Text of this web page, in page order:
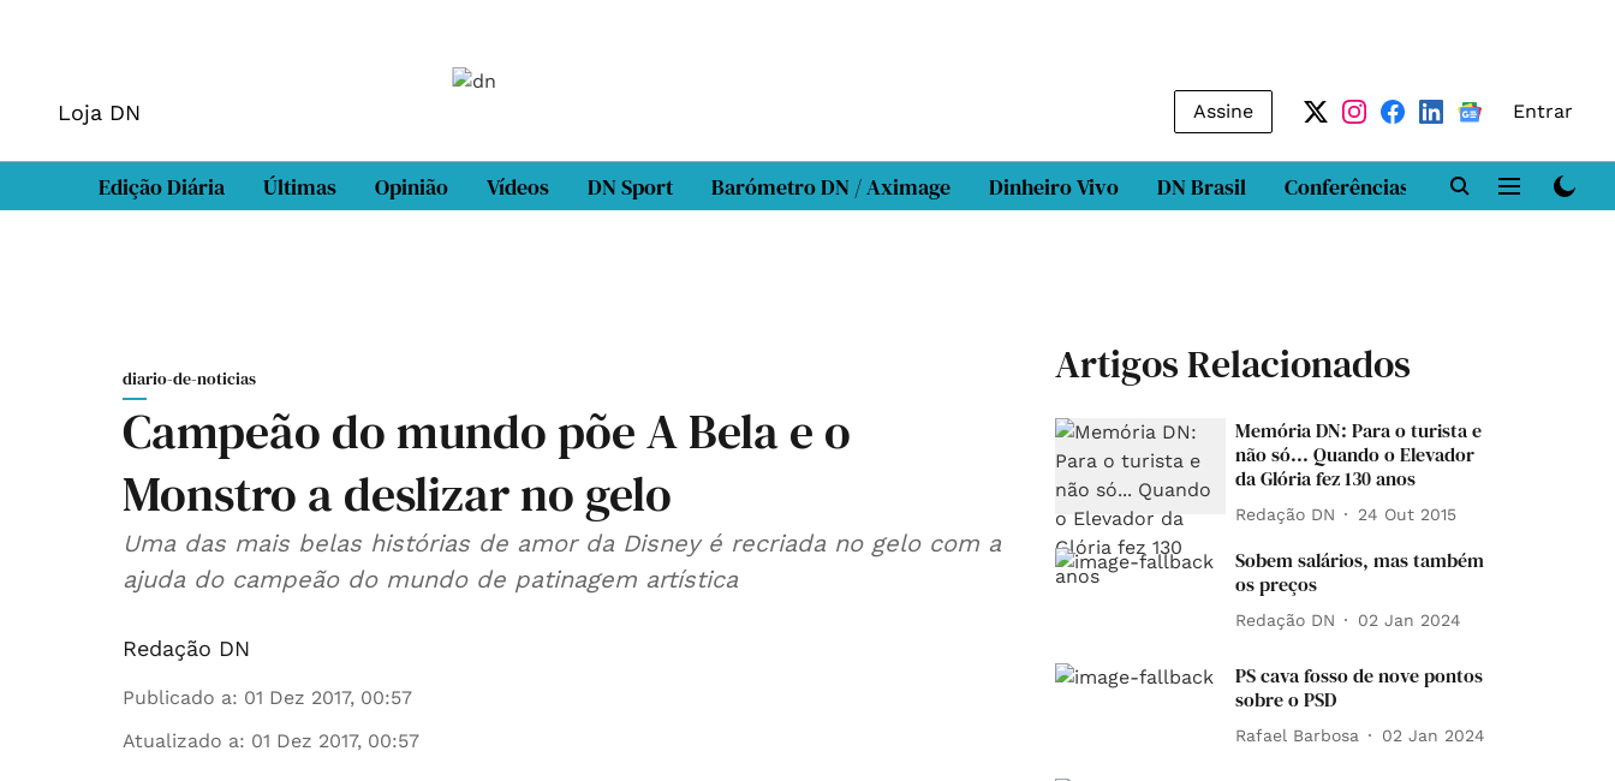
Loja DN Assine Entrar
Edição Diária Últimas Opinião Vídeos DN Sport Barómetro DN / Aximage Dinheiro Vivo DN Brasil Conferências DN LAB
diario-de-noticias
Campeão do mundo põe A Bela e o
Monstro a deslizar no gelo
Uma das mais belas histórias de amor da Disney é recriada no gelo com a
ajuda do campeão do mundo de patinagem artística
Redação DN
Publicado a: 01 Dez 2017, 00:57
Atualizado a: 01 Dez 2017, 00:57
Artigos Relacionados
Memória DN: Para o turista e
não só... Quando o Elevador
da Glória fez 130 anos
Redação DN 24 Out 2015
Sobem salários, mas também
os preços
Redação DN 02 Jan 2024
PS cava fosso de nove pontos
sobre o PSD
Rafael Barbosa 02 Jan 2024